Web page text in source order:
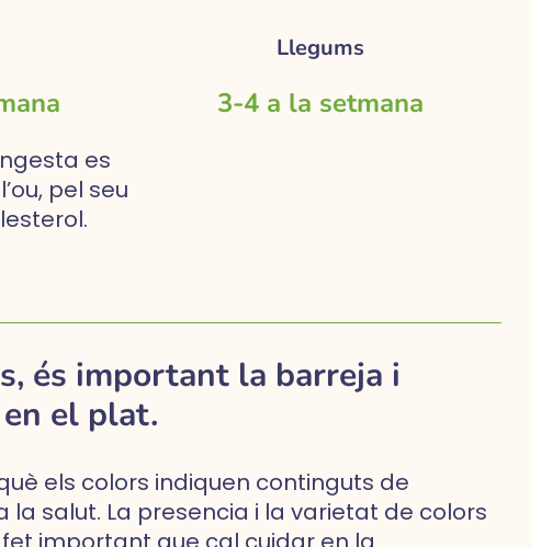
es
pel seu
Llegums
3-4 a la setmana
és important la barreja i
el plat.
els colors indiquen continguts de
salut. La presencia i la varietat de colors